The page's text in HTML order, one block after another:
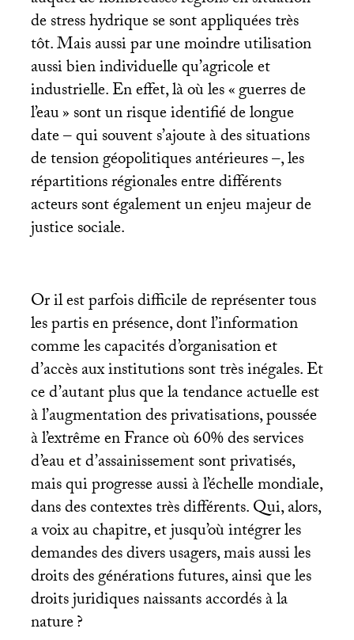
de stress hydrique se sont appliquées très
tôt. Mais aussi par une moindre utilisation
aussi bien individuelle qu’agricole et
industrielle. En effet, là où les «guerres de
l’eau» sont un risque identifié de longue
date – qui souvent s’ajoute à des situations
de tension géopolitiques antérieures –, les
répartitions régionales entre différents
acteurs sont également un enjeu majeur de
justice sociale.
Or il est parfois difficile de représenter tous
les partis en présence, dont l’information
comme les capacités d’organisation et
d’accès aux institutions sont très inégales. Et
ce d’autant plus que la tendance actuelle est
à l’augmentation des privatisations, poussée
à l’extrême en France où 60% des services
d’eau et d’assainissement sont privatisés,
mais qui progresse aussi à l’échelle mondiale,
dans des contextes très différents. Qui, alors,
a voix au chapitre, et jusqu’où intégrer les
demandes des divers usagers, mais aussi les
droits des générations futures, ainsi que les
droits juridiques naissants accordés à la
nature?